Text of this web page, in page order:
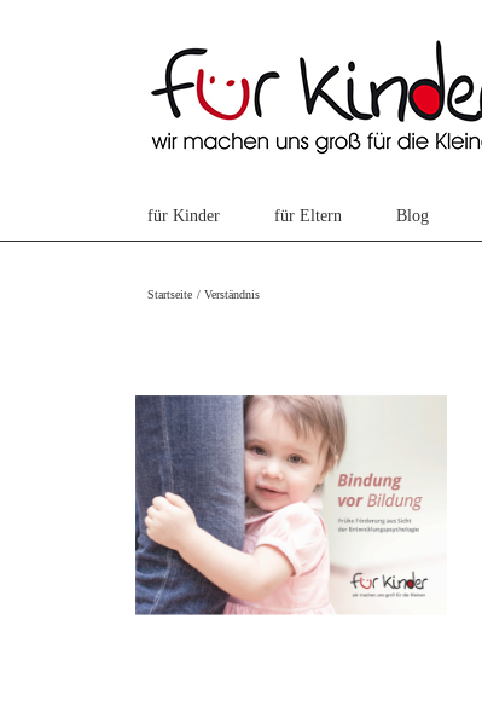
für Kinder für Eltern Blog
Startseite Verständnis